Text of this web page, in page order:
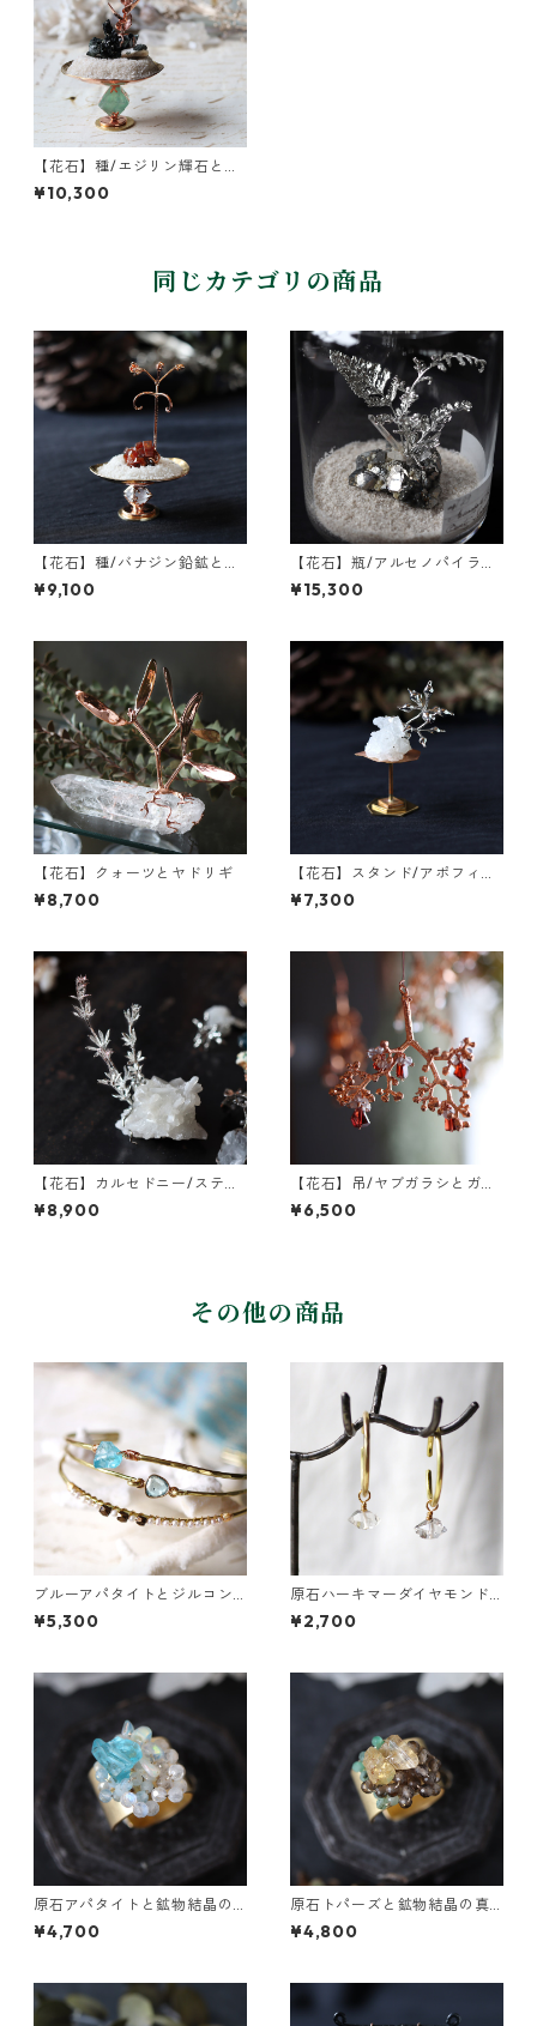
【花石】種/エジリン輝石とユ
ーカリ
¥10,300
同じカテゴリの商品
【花石】種/バナジン鉛鉱とフ
ウセンカズラ
¥9,100
【花石】瓶/アルセノパイライ
トとクォーツ
¥15,300
【花石】クォーツとヤドリギ
¥8,700
【花石】スタンド/アポフィラ
イトとユーカリ
¥7,300
【花石】カルセドニー/スティ
ルバイトとヤエムグラ
¥8,900
【花石】吊/ヤブガラシとガー
ネット
¥6,500
その他の商品
ブルーアパタイトとジルコン
の真鍮3連バングル
¥5,300
原石ハーキマーダイヤモンド
のぶら下がりイヤーカフ
¥2,700
原石アパタイトと鉱物結晶の
真鍮幅広イヤーカフ
¥4,700
原石トパーズと鉱物結晶の真
鍮幅広イヤーカフ
¥4,800